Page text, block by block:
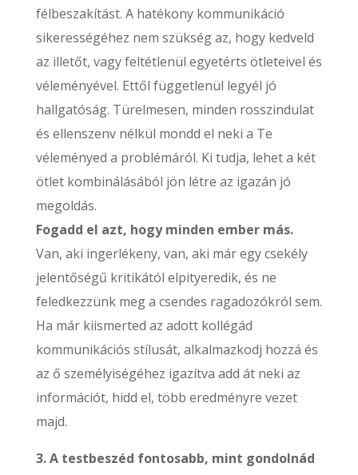
félbeszakítást. A hatékony kommunikáció
sikerességéhez nem szükség az, hogy kedveld
az illetőt, vagy feltétlenül egyetérts ötleteivel és
véleményével. Ettől függetlenül legyél jó
hallgatóság. Türelmesen, minden rosszindulat
és ellenszenv nélkül mondd el neki a Te
véleményed a problémáról. Ki tudja, lehet a két
ötlet kombinálásából jön létre az igazán jó
megoldás.
Fogadd el azt, hogy minden ember más.
Van, aki ingerlékeny, van, aki már egy csekély
jelentőségű kritikától elpityeredik, és ne
feledkezzünk meg a csendes ragadozókról sem.
Ha már kiismerted az adott kollégád
kommunikációs stílusát, alkalmazkodj hozzá és
az ő személyiségéhez igazítva add át neki az
információt, hidd el, több eredményre vezet
majd.
3. A testbeszéd fontosabb, mint gondolnád